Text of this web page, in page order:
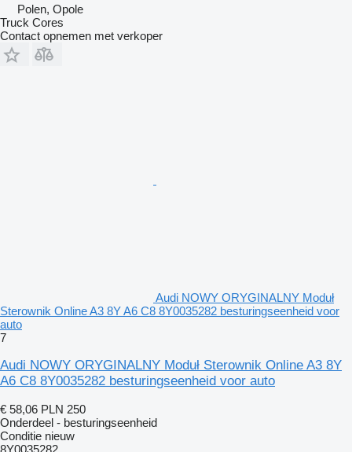
Polen, Opole
Truck Cores
Contact opnemen met verkoper
Audi NOWY ORYGINALNY Moduł
Sterownik Online A3 8Y A6 C8 8Y0035282 besturingseenheid voor
auto
7
Audi NOWY ORYGINALNY Moduł Sterownik Online A3 8Y
A6 C8 8Y0035282 besturingseenheid voor auto
€ 58,06 PLN 250
Onderdeel - besturingseenheid
Conditie nieuw
8Y0035282